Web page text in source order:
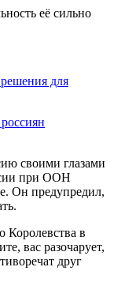
её сильно
для
своими глазами
при ООН
Он предупредил,
Королевства в
вас разочарует,
друг